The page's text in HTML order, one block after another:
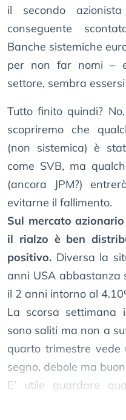
il secondo
conseguente
Banche sistemiche
per non far nomi –
settore, sembra
Tutto finito quindi?
scopriremo che
(non sistemica) è
come SVB, ma
(ancora JPM?)
evitarne il fallimento.
Sul mercato
il rialzo è ben
positivo. Diversa la
anni USA abbastanza
il 2 anni intorno al
La scorsa settimana
sono saliti ma non a
quarto trimestre vede
segno, debole ma
E’ utile guardare